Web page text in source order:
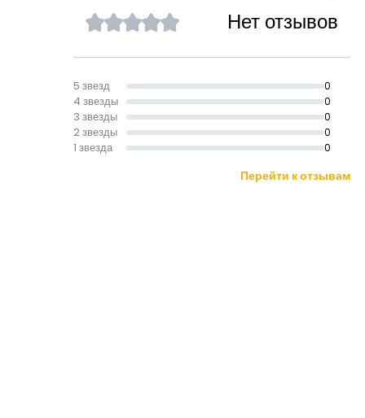
Нет отзывов
5 звезд 0
4 звезды 0
3 звезды 0
2 звезды 0
1 звезда 0
Перейти к отзывам